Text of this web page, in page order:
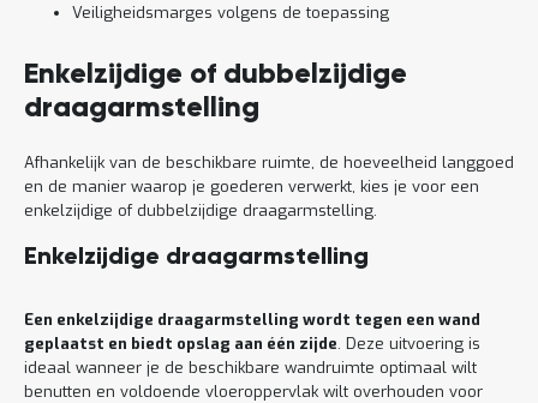
Veiligheidsmarges volgens de toepassing
Enkelzijdige of dubbelzijdige
draagarmstelling
Afhankelijk van de beschikbare ruimte, de hoeveelheid langgoed
en de manier waarop je goederen verwerkt, kies je voor een
enkelzijdige of dubbelzijdige draagarmstelling.
Enkelzijdige draagarmstelling
Een enkelzijdige draagarmstelling wordt tegen een wand
geplaatst en biedt opslag aan één zijde. Deze uitvoering is
ideaal wanneer je de beschikbare wandruimte optimaal wilt
benutten en voldoende vloeroppervlak wilt overhouden voor